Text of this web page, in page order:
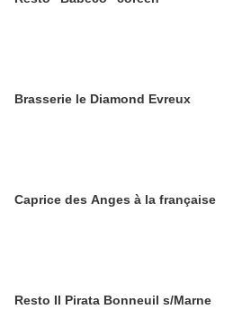
Brasserie le Diamond Evreux
Caprice des Anges à la française
Resto Il Pirata Bonneuil s/Marne